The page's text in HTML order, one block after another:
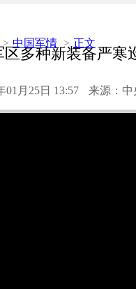
> 中国军情 > 正文
多种新装备严寒
01月25日 13:57 来源：中